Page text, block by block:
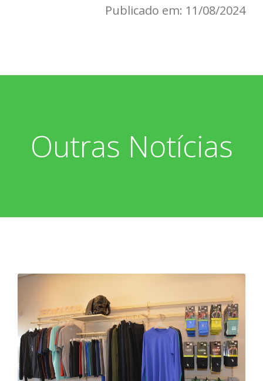
Publicado em: 11/08/2024
Outras Notícias